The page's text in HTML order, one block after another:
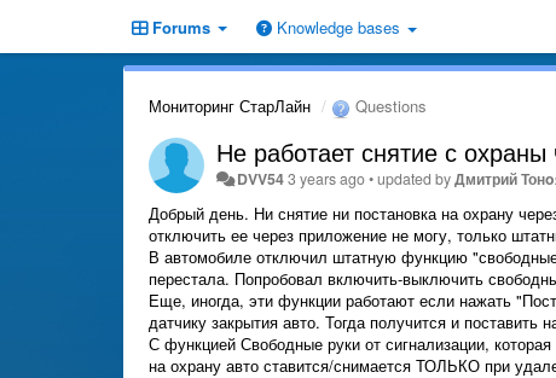
Forums Knowledge bases
Мониторинг СтарЛайн Questions
Не работает снятие с
DVV543 years ago•updated byДмитрий
Добрый день. Ни снятие ни постановка на охрану
отключить ее через приложение не могу, только
В автомобиле отключил штатную функцию
перестала. Попробовал включить-выключить
Еще, иногда, эти функции работают если нажать
датчику закрытия авто. Тогда получится и
С функцией Свободные руки от сигнализации,
на охрану авто ставится/снимается ТОЛЬКО при